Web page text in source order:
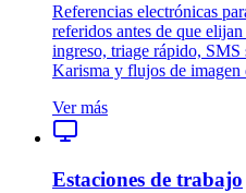
Referencias electrónicas
referidos antes de que
ingreso, triage rápido,
Karisma y flujos de imagen
Ver más
Estaciones de trabajo